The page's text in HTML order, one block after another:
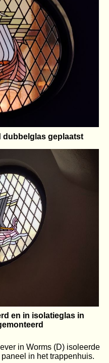
dubbelglas geplaatst
en in isolatieglas in
in Worms (D) isoleerde
in het trappenhuis.